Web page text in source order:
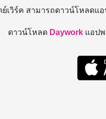
เวิร์ค สามารถดาวน์โหลดแ
ดาวน์โหลด Daywork แอปพ